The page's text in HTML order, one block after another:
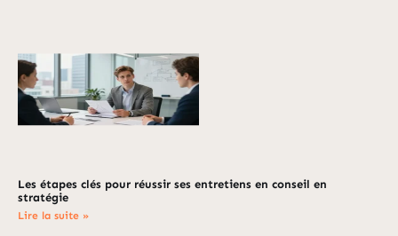
Les étapes clés pour réussir ses entretiens en conseil en
stratégie
Lire la suite »